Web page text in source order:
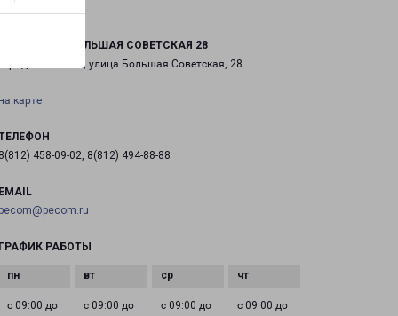
БОЛЬШАЯ СОВЕТСКАЯ 28
Кингисепп, улица Большая Советская, 28
карте
458-09-02, 8(812) 494-88-88
РАБОТЫ
с 09:00 до
с 09:00 до
с 09:00 до
с 09:00 до